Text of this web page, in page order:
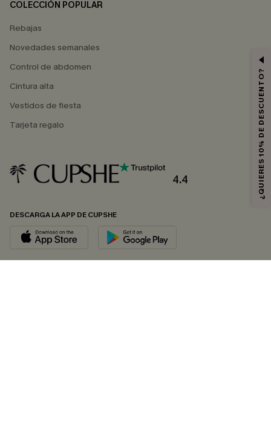
COLECCIÓN POPULAR
Rebajas
Novedades semanales
Control de abdomen
Cintura alta
Vestidos de fiesta
Tarjeta regalo
4.4
DESCARGA LA APP DE CUPSHE
¿QUIERES 10% DE DESCUENTO?